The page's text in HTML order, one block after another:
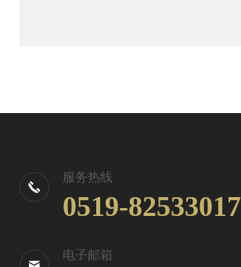
服务热线
0519-82533017
电子邮箱